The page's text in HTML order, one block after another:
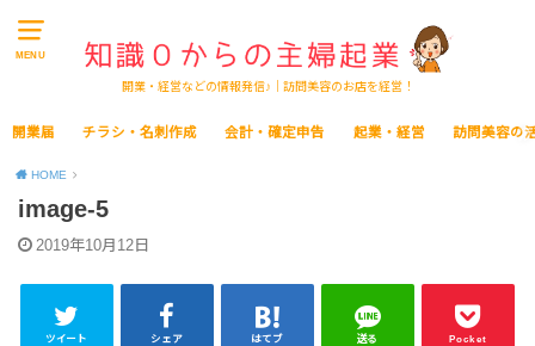
MENU
開業・経営などの情報発信♪｜訪問美容のお店を経営！
開業届 チラシ・名刺作成 会計・確定申告 起業・経営 訪問美容の
HOME
image-5
2019年10月12日
ツイート シェア はてブ 送る Pocket